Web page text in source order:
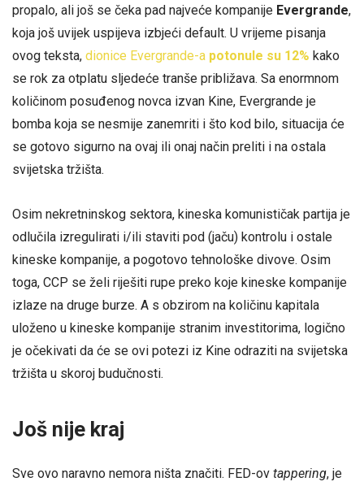
propalo, ali još se čeka pad najveće kompanije Evergrande,
koja još uvijek uspijeva izbjeći default. U vrijeme pisanja
ovog teksta, dionice Evergrande-a potonule su 12% kako
se rok za otplatu sljedeće tranše približava. Sa enormnom
količinom posuđenog novca izvan Kine, Evergrande je
bomba koja se nesmije zanemriti i što kod bilo, situacija će
se gotovo sigurno na ovaj ili onaj način preliti i na ostala
svijetska tržišta.
Osim nekretninskog sektora, kineska komunističak partija je
odlučila izregulirati i/ili staviti pod (jaču) kontrolu i ostale
kineske kompanije, a pogotovo tehnološke divove. Osim
toga, CCP se želi riješiti rupe preko koje kineske kompanije
izlaze na druge burze. A s obzirom na količinu kapitala
uloženo u kineske kompanije stranim investitorima, logično
je očekivati da će se ovi potezi iz Kine odraziti na svijetska
tržišta u skoroj budučnosti.
Još nije kraj
Sve ovo naravno nemora ništa značiti. FED-ov tappering, je